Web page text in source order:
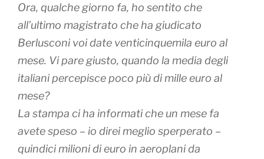
Ora, qualche giorno fa, ho sentito che
all’ultimo magistrato che ha giudicato
Berlusconi voi date venticinquemila euro al
mese. Vi pare giusto, quando la media degli
italiani percepisce poco più di mille euro al
mese?
La stampa ci ha informati che un mese fa
avete speso – io direi meglio sperperato –
quindici milioni di euro in aeroplani da